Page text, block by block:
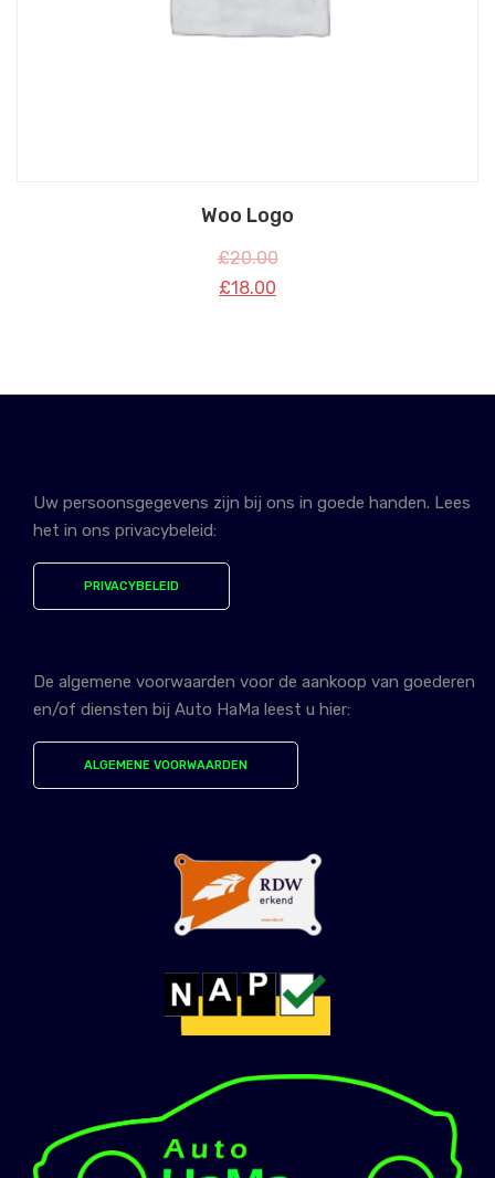
Woo Logo
£20.00
£18.00
Uw persoonsgegevens zijn bij ons in goede handen. Lees
het in ons privacybeleid:
PRIVACYBELEID
De algemene voorwaarden voor de aankoop van goederen
en/of diensten bij Auto HaMa leest u hier:
ALGEMENE VOORWAARDEN